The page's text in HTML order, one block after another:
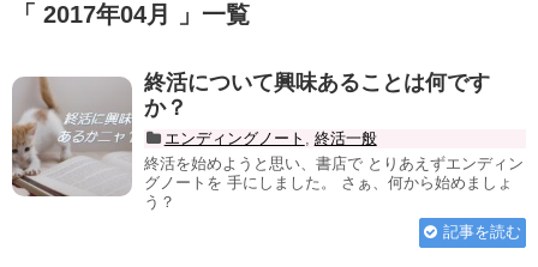
「 2017年04月 」一覧
終活について興味あることは何です
か？
エンディングノート
終活一般
終活を始めようと思い、書店で とりあえずエンディン
グノートを 手にしました。 さぁ、何から始めましょ
う？
記事を読む